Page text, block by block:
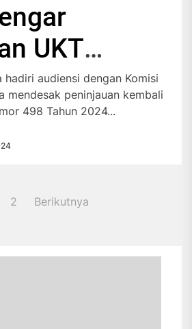
UKT
hadiri audiensi dengan Komisi
mendesak peninjauan kembali
498 Tahun 2024...
2 Berikutnya